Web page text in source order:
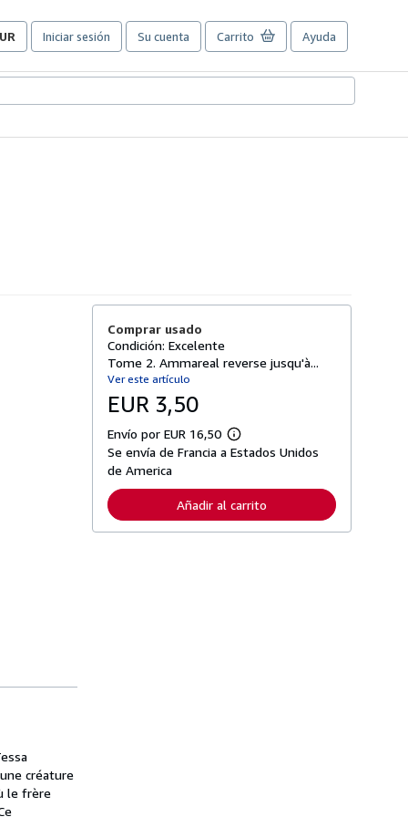
Iniciar sesión Su cuenta Carrito Ayuda
créature
le frère
Comprar usado
Condición: Excelente
Tome 2. Ammareal reverse jusqu'à...
Ver este artículo
EUR 3,50
Envío por EUR 16,50
M
á
f
o
r
Se envía de Francia a Estados Unidos
de America
Añadir al carrito